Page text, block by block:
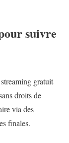
suivre
gratuit
droits de
via des
finales.